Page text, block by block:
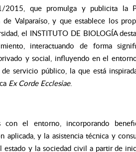
2015, que promulga y publicita la
Valparaíso, y que establece los
el INSTITUTO DE BIOLOGÍA
interactuando de forma
y social, influyendo en el
servicio público, la que está
Ex Corde Ecclesiae.
con el entorno, incorporando
aplicada, y la asistencia técnica y
y la sociedad civil a partir de